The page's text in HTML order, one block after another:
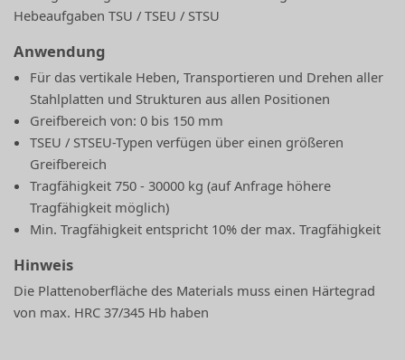
Hebeaufgaben TSU / TSEU / STSU
Anwendung
Für das vertikale Heben, Transportieren und Drehen aller
Stahlplatten und Strukturen aus allen Positionen
Greifbereich von: 0 bis 150 mm
TSEU / STSEU-Typen verfügen über einen größeren
Greifbereich
Tragfähigkeit 750 - 30000 kg (auf Anfrage höhere
Tragfähigkeit möglich)
Min. Tragfähigkeit entspricht 10% der max. Tragfähigkeit
Hinweis
Die Plattenoberfläche des Materials muss einen Härtegrad
von max. HRC 37/345 Hb haben